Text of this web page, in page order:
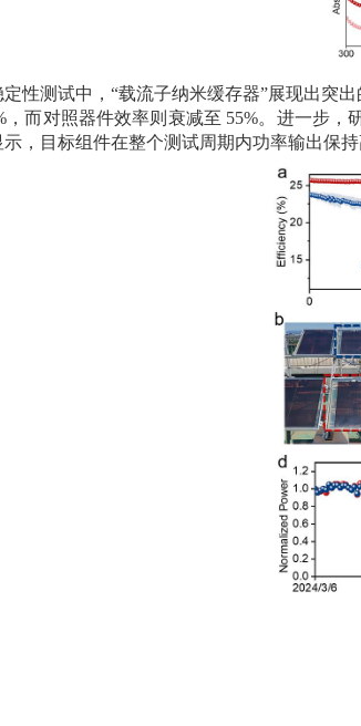
性测试中，“载流子纳米缓存器”展现出突
，而对照器件效率则衰减至 55%。进一步，
，目标组件在整个测试周期内功率输出保